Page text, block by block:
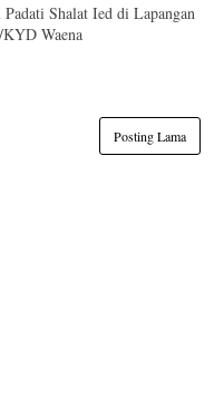
Shalat Ied di Lapangan
Waena
Posting Lama